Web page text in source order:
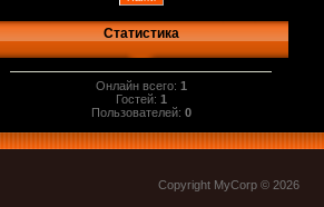
Статистика
Онлайн всего: 1
Гостей: 1
Пользователей: 0
Copyright MyCorp © 2026